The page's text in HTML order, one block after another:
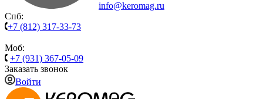
info@keromag.ru
Спб:
+7 (812) 317-33-73
Моб:
+7 (931) 367-05-09
Заказать звонок
Войти